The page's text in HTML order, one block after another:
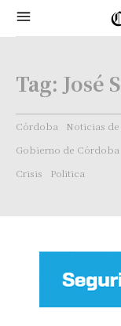
Tag: José
Córdoba Noticias
Gobierno de Córdoba
Crisis
Politica